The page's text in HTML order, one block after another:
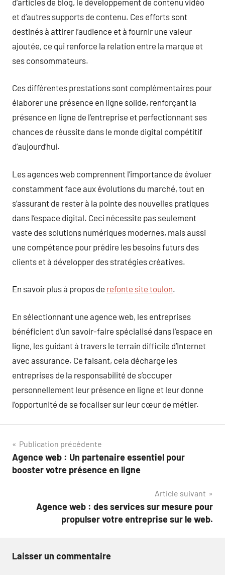
et d’autres supports de contenu. Ces efforts sont
destinés à attirer l’audience et à fournir une valeur
ajoutée, ce qui renforce la relation entre la marque et
ses consommateurs.
Ces différentes prestations sont complémentaires pour
élaborer une présence en ligne solide, renforçant la
présence en ligne de l’entreprise et perfectionnant ses
chances de réussite dans le monde digital compétitif
d’aujourd’hui.
Les agences web comprennent l’importance de évoluer
constamment face aux évolutions du marché, tout en
s’assurant de rester à la pointe des nouvelles pratiques
dans l’espace digital. Ceci nécessite pas seulement
vaste des solutions numériques modernes, mais aussi
une compétence pour prédire les besoins futurs des
clients et à développer des stratégies créatives.
En savoir plus à propos de refonte site toulon.
En sélectionnant une agence web, les entreprises
bénéficient d’un savoir-faire spécialisé dans l’espace en
ligne, les guidant à travers le terrain difficile d’Internet
avec assurance. Ce faisant, cela décharge les
entreprises de la responsabilité de s’occuper
personnellement leur présence en ligne et leur donne
l’opportunité de se focaliser sur leur cœur de métier.
Navigation
de
Publication précédente
Agence web : Un partenaire essentiel pour
booster votre présence en ligne
Article suivant
Agence web : des services sur mesure pour
propulser votre entreprise sur le web.
Laisser un commentaire